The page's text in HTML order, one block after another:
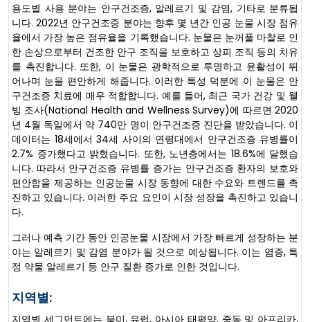
용도별 사용 분야는 안구건조증, 알레르기 및 감염, 기타로 분류됩
니다. 2022년 안구건조증 분야는 향후 몇 년간 인공 눈물 시장 점유
율에서 가장 높은 점유율을 기록했습니다. 눈물은 눈꺼풀 마찰로 인
한 손상으로부터 건조한 안구 조직을 보호하고 상피 조직 등의 치유
를 촉진합니다. 또한, 이 눈물은 광학적으로 투명하고 윤활성이 뛰
어나며 눈을 편안하게 해줍니다. 이러한 특성 덕분에 이 눈물은 안
구건조증 치료에 매우 적합합니다. 예를 들어, 최근 국가 건강 및 웰
빙 조사(National Health and Wellness Survey)에 따르면 2020
년 4월 독일에서 약 740만 명이 안구건조증 진단을 받았습니다. 이
데이터는 18세에서 34세 사이의 연령대에서 안구건조증 유병률이
2.7% 증가했다고 밝혔습니다. 또한, 노년층에서는 18.6%에 달했습
니다. 따라서 안구건조증 유병률 증가는 안구건조증 환자의 보호와
편안함을 제공하는 인공눈물 시장 동향에 대한 수요와 트렌드를 촉
진하고 있습니다. 이러한 주요 요인이 시장 성장을 촉진하고 있습니
다.
그러나 예측 기간 동안 인공눈물 시장에서 가장 빠르게 성장하는 분
야는 알레르기 및 감염 분야가 될 것으로 예상됩니다. 이는 염증, 특
정 약물 알레르기 등 안구 질환 증가로 인한 것입니다.
지역별:
지역별 세그먼트에는 북미, 유럽, 아시아 태평양, 중동 및 아프리카,